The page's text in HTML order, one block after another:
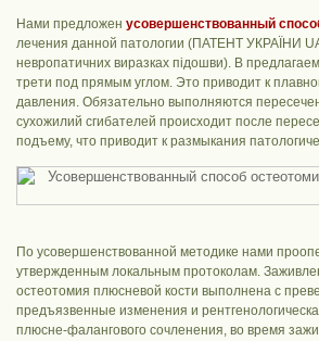
Нами предложен усовершенствованный
лечения данной патологии (ПАТЕНТ УКРАЇНИ
невропатичних виразках підошви). В
трети под прямым углом. Это приводит к
давления. Обязательно выполняются
сухожилий сгибателей происходит после
подъему, что приводит к размыкания
По усовершенствованной методике нами
утвержденным локальным протоколам.
остеотомия плюсневой кости выполнена с
предъязвенные изменения и
плюсне-фалангового сочленения, во время